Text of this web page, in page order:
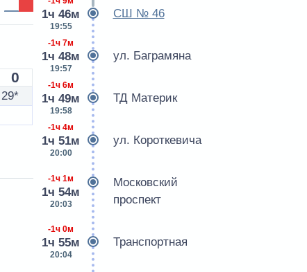
0
29*
1ч 46м
19:55
СШ № 46
-1ч 7м
1ч 48м
19:57
ул. Баграмяна
-1ч 6м
1ч 49м
19:58
ТД Материк
-1ч 4м
1ч 51м
20:00
ул. Короткевича
-1ч 1м
1ч 54м
20:03
Московский
проспект
-1ч 0м
1ч 55м
20:04
Транспортная